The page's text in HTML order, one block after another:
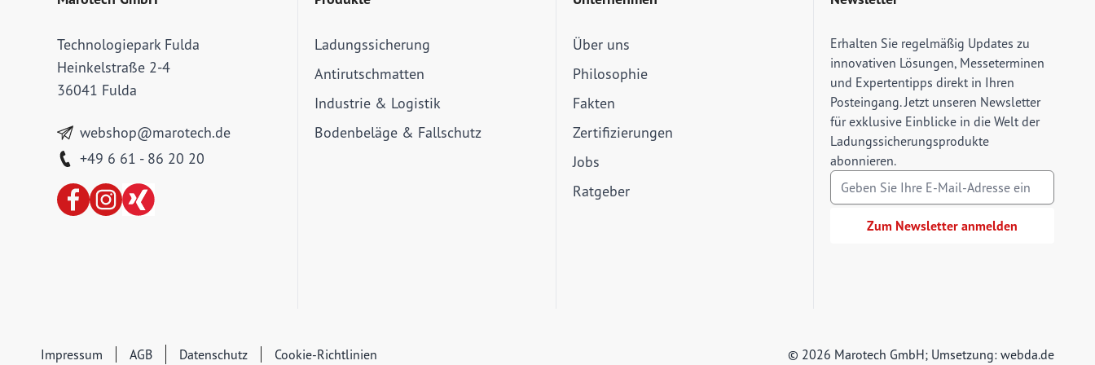
Technologiepark Fulda
Heinkelstraße 2-4
36041 Fulda
webshop@marotech.de
+49 6 61 - 86 20 20
Ladungssicherung
Antirutschmatten
Industrie & Logistik
Bodenbeläge & Fallschutz
Über uns
Philosophie
Fakten
Zertifizierungen
Jobs
Ratgeber
Erhalten Sie regelmäßig Updates zu
innovativen Lösungen, Messeterminen
und Expertentipps direkt in Ihren
Posteingang. Jetzt unseren Newsletter
für exklusive Einblicke in die Welt der
Ladungssicherungsprodukte
abonnieren.
E-Mail Adresse
Zum Newsletter anmelden
Impressum AGB Datenschutz Cookie-Richtlinien © 2026 Marotech GmbH; Umsetzung:webda.de